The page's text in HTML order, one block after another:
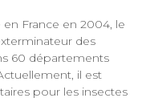
France en 2004, le
des
60 départements
il est
pour les insectes